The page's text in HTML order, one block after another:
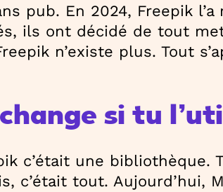
pub. En 2024, Freepik
ils ont décidé de tout
n’existe plus. Tout
si tu
c’était une bibliothèque.
c’était tout. Aujourd’hui,